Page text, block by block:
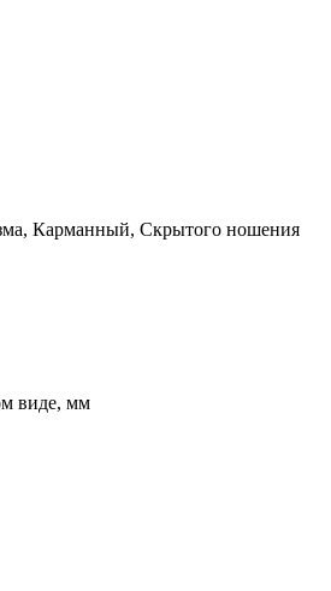
Карманный, Скрытого ношения
виде, мм